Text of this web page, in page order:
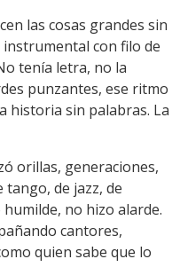
las cosas grandes sin
con filo de
tenía letra, no la
punzantes, ese ritmo
historia sin palabras. La
orillas, generaciones,
de jazz, de
no hizo alarde.
cantores,
quien sabe que lo